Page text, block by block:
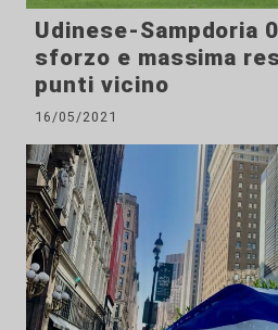
Udinese-Sampdoria
sforzo e massima
punti vicino
16/05/2021